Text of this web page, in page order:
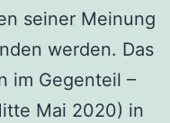
seiner Meinung
werden. Das
im Gegenteil –
Mai 2020) in